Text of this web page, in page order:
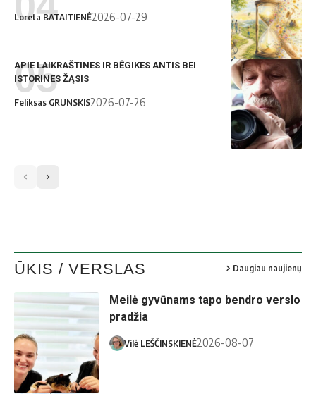
Loreta BATAITIENĖ2026-07-29
F. Grunskio
nuotr.
APIE LAIKRAŠTINES IR BĖGIKES ANTIS BEI
ISTORINES ŽĄSIS
Feliksas GRUNSKIS2026-07-26
ŪKIS / VERSLAS Daugiau naujienų
Asmeninio
albumo nuotr.
Meilė gyvūnams tapo bendro verslo
pradžia
Vilė LEŠČINSKIENĖ2026-08-07